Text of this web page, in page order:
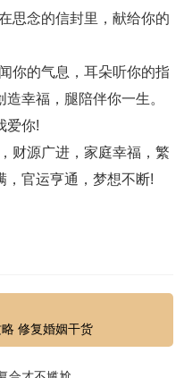
念的信封里，献给你的
的气息，耳朵听你的指
幸福，腿陪伴你一生。
爱你!
源广进，家庭幸福，繁
，官运亨通，梦想不断!
修复婚姻干货